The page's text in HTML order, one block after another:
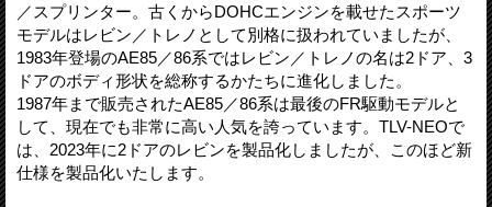
／スプリンター。古くからDOHCエンジンを載せたスポーツ
モデルはレビン／トレノとして別格に扱われていましたが、
1983年登場のAE85／86系ではレビン／トレノの名は2ドア、3
ドアのボディ形状を総称するかたちに進化しました。
1987年まで販売されたAE85／86系は最後のFR駆動モデルと
して、現在でも非常に高い人気を誇っています。TLV-NEOで
は、2023年に2ドアのレビンを製品化しましたが、このほど新
仕様を製品化いたします。